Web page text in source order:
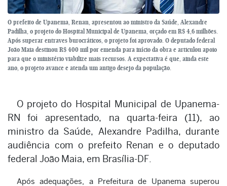
O prefeito de Upanema, Renan, apresentou ao ministro da Saúde, Alexandre
Padilha, o projeto do Hospital Municipal de Upanema, orçado em R$ 4,6 milhões.
Após superar entraves burocráticos, o projeto foi aprovado. O deputado federal
João Maia destinou R$ 400 mil por emenda para início da obra e articulou apoio
para que o ministério viabilize mais recursos. A expectativa é que, ainda este
ano, o projeto avance e atenda um antigo desejo da população.
O projeto do Hospital Municipal de Upanema-
RN foi apresentado, na quarta-feira (11), ao
ministro da Saúde, Alexandre Padilha, durante
audiência com o prefeito Renan e o deputado
federal João Maia, em Brasília-DF.
Após adequações, a Prefeitura de Upanema superou